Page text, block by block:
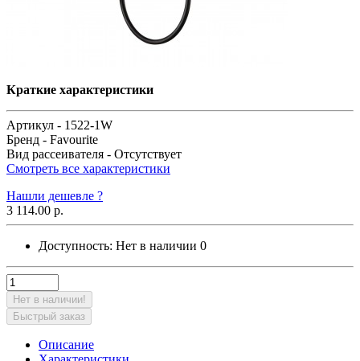
Краткие характеристики
Артикул - 1522-1W
Бренд - Favourite
Вид рассеивателя - Отсутствует
Смотреть все характеристики
Нашли дешевле ?
3 114.00 р.
Доступность: Нет в наличии 0
Нет в наличии!
Быстрый заказ
Описание